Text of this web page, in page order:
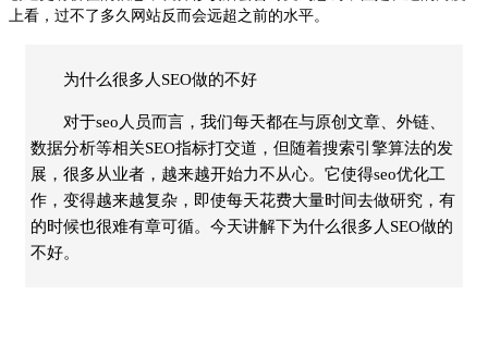
上看，过不了多久网站反而会远超之前的水平。
为什么很多人SEO做的不好
对于seo人员而言，我们每天都在与原创文章、外链、
数据分析等相关SEO指标打交道，但随着搜索引擎算法的发
展，很多从业者，越来越开始力不从心。它使得seo优化工
作，变得越来越复杂，即使每天花费大量时间去做研究，有
的时候也很难有章可循。今天讲解下为什么很多人SEO做的
不好。